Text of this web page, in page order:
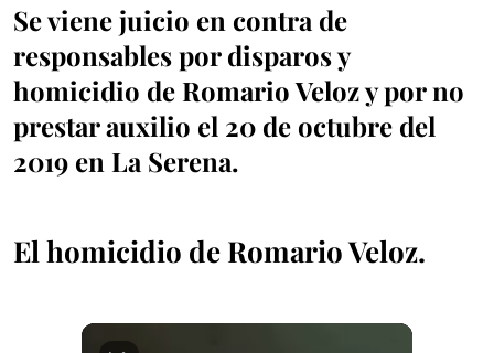
Se viene juicio en contra de
responsables por disparos y
homicidio de Romario Veloz y por no
prestar auxilio el 20 de octubre del
2019 en La Serena.
El homicidio de Romario Veloz.